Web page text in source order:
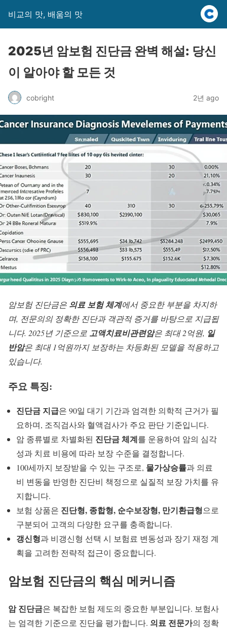
비교의 맛, 배움의 맛
2025년 암보험 진단금 완벽 해설: 당신
이 알아야 할 모든 것
cobright 2년 ago
암보험 진단금은 의료 보험 체계에서 중요한 부분을 차지하
며, 전문의의 정확한 진단과 객관적 증거를 바탕으로 지급됩
니다. 2025년 기준으로 고액치료비관련암은 최대 2억원, 일
반암은 최대 1억원까지 보장하는 차등화된 모델을 적용하고
있습니다.
주요 특징:
진단금 지급은 90일 대기 기간과 엄격한 의학적 근거가 필
요하며, 조직검사와 혈액검사가 주요 판단 기준입니다.
암 종류별로 차별화된 진단금 체계를 운용하여 암의 심각
성과 치료 비용에 따라 보장 수준을 결정합니다.
100세까지 보장받을 수 있는 구조로, 물가상승률과 의료
비 변동을 반영한 진단비 책정으로 실질적 보장 가치를 유
지합니다.
보험 상품은 진단형, 종합형, 순수보장형, 만기환급형으로
구분되어 고객의 다양한 요구를 충족합니다.
갱신형과 비갱신형 선택 시 보험료 변동성과 장기 재정 계
획을 고려한 전략적 접근이 중요합니다.
암보험 진단금의 핵심 메커니즘
암 진단금은 복잡한 보험 제도의 중요한 부분입니다. 보험사
는 엄격한 기준으로 진단을 평가합니다. 의료 전문가의 정확